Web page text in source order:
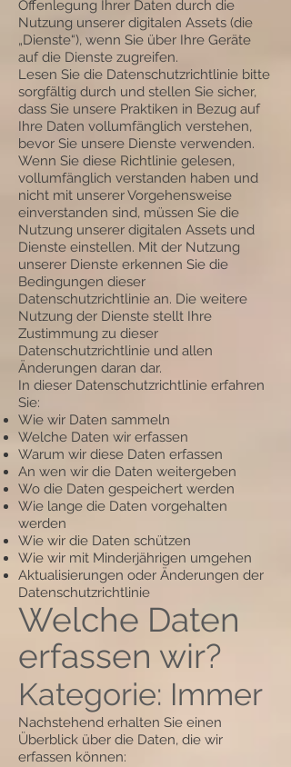
Offenlegung Ihrer Daten durch die
Nutzung unserer digitalen Assets (die
„Dienste“), wenn Sie über Ihre Geräte
auf die Dienste zugreifen.
Lesen Sie die Datenschutzrichtlinie bitte
sorgfältig durch und stellen Sie sicher,
dass Sie unsere Praktiken in Bezug auf
Ihre Daten vollumfänglich verstehen,
bevor Sie unsere Dienste verwenden.
Wenn Sie diese Richtlinie gelesen,
vollumfänglich verstanden haben und
nicht mit unserer Vorgehensweise
einverstanden sind, müssen Sie die
Nutzung unserer digitalen Assets und
Dienste einstellen. Mit der Nutzung
unserer Dienste erkennen Sie die
Bedingungen dieser
Datenschutzrichtlinie an. Die weitere
Nutzung der Dienste stellt Ihre
Zustimmung zu dieser
Datenschutzrichtlinie und allen
Änderungen daran dar.
In dieser Datenschutzrichtlinie erfahren
Sie:
Wie wir Daten sammeln
Welche Daten wir erfassen
Warum wir diese Daten erfassen
An wen wir die Daten weitergeben
Wo die Daten gespeichert werden
Wie lange die Daten vorgehalten
werden
Wie wir die Daten schützen
Wie wir mit Minderjährigen umgehen
Aktualisierungen oder Änderungen der
Datenschutzrichtlinie
Welche Daten
erfassen wir?
Kategorie: Immer
Nachstehend erhalten Sie einen
Überblick über die Daten, die wir
erfassen können: